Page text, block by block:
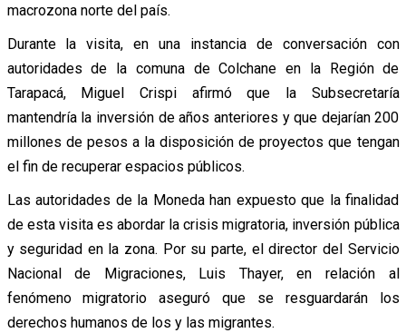
macrozona norte del país.
Durante la visita, en una instancia de conversación con
autoridades de la comuna de Colchane en la Región de
Tarapacá, Miguel Crispi afirmó que la Subsecretaría
mantendría la inversión de años anteriores y que dejarían 200
millones de pesos a la disposición de proyectos que tengan
el fin de recuperar espacios públicos.
Las autoridades de la Moneda han expuesto que la finalidad
de esta visita es abordar la crisis migratoria, inversión pública
y seguridad en la zona. Por su parte, el director del Servicio
Nacional de Migraciones, Luis Thayer, en relación al
fenómeno migratorio aseguró que se resguardarán los
derechos humanos de los y las migrantes.